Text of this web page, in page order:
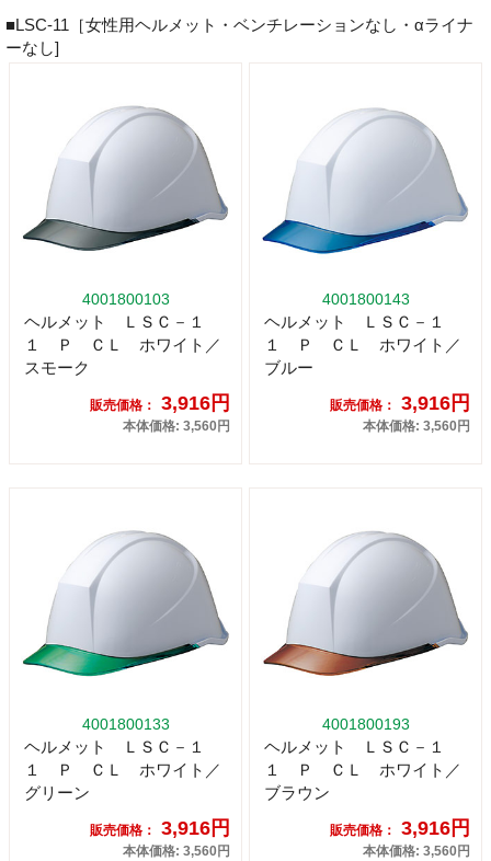
■LSC-11［女性用ヘルメット・ベンチレーションなし・αライナ
ーなし]
4001800103
ヘルメット ＬＳＣ－１
１ Ｐ ＣＬ ホワイト／
スモーク
販売価格： 3,916円
本体価格: 3,560円
4001800143
ヘルメット ＬＳＣ－１
１ Ｐ ＣＬ ホワイト／
ブルー
販売価格： 3,916円
本体価格: 3,560円
4001800133
ヘルメット ＬＳＣ－１
１ Ｐ ＣＬ ホワイト／
グリーン
販売価格： 3,916円
本体価格: 3,560円
4001800193
ヘルメット ＬＳＣ－１
１ Ｐ ＣＬ ホワイト／
ブラウン
販売価格： 3,916円
本体価格: 3,560円